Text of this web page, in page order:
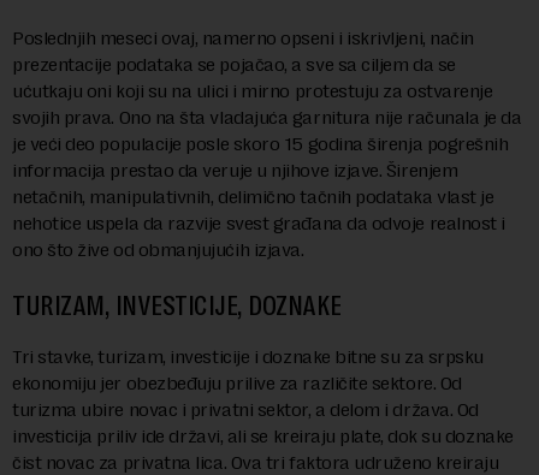
Poslednjih meseci ovaj, namerno opseni i iskrivljeni, način
prezentacije podataka se pojačao, a sve sa ciljem da se
ućutkaju oni koji su na ulici i mirno protestuju za ostvarenje
svojih prava. Ono na šta vladajuća garnitura nije računala je da
je veći deo populacije posle skoro 15 godina širenja pogrešnih
informacija prestao da veruje u njihove izjave. Širenjem
netačnih, manipulativnih, delimično tačnih podataka vlast je
nehotice uspela da razvije svest građana da odvoje realnost i
ono što žive od obmanjujućih izjava.
TURIZAM, INVESTICIJE, DOZNAKE
Tri stavke, turizam, investicije i doznake bitne su za srpsku
ekonomiju jer obezbeđuju prilive za različite sektore. Od
turizma ubire novac i privatni sektor, a delom i država. Od
investicija priliv ide državi, ali se kreiraju plate, dok su doznake
čist novac za privatna lica. Ova tri faktora udruženo kreiraju